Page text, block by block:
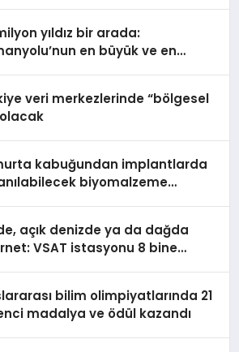
yıldız bir arada:
en büyük ve en
veri merkezlerinde “bölgesel
kabuğundan implantlarda
biyomalzeme
açık denizde ya da dağda
VSAT istasyonu 8 bine
bilim olimpiyatlarında 21
madalya ve ödül kazandı